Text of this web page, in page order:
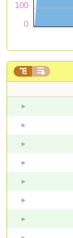
 